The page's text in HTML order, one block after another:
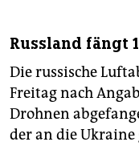
Russland fängt
Die russische
Freitag nach
Drohnen
der an die Ukraine